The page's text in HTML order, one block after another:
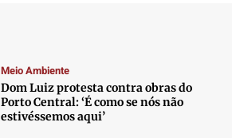
Meio Ambiente
Dom Luiz protesta contra obras do
Porto Central: ‘É como se nós não
estivéssemos aqui’